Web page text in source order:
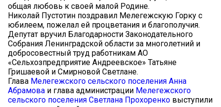
общая любовь к своей малой Родине.
Николай Пустотин поздравил Мелегежскую Горку с
юбилеем, пожелал ей процветания и благополучия.
Депутат вручил Благодарности Законодательного
Собрания Ленинградской области за многолетний и
добросовестный труд работникам АО
«Сельхозпредприятие Андреевское» Татьяне
Гришаевой и Смирновой Светлане.
Глава Мелегежского сельского поселения Анна
Абрамова и глава администрации Мелегежского
сельского поселения Светлана Прохоренко выступили